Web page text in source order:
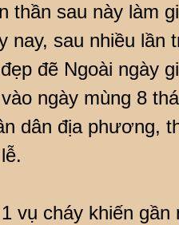
thần sau này làm
nay, sau nhiều lần
đẽ Ngoài ngày
ngày mùng 8
dân địa phương,
vụ cháy khiến